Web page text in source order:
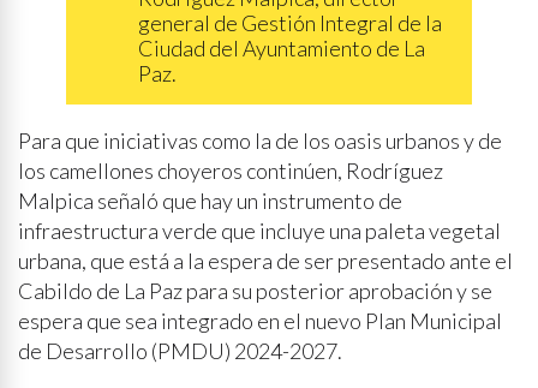
general de Gestión Integral de la
Ciudad del Ayuntamiento de La
Paz.
Para que iniciativas como la de los oasis urbanos y de
los camellones choyeros continúen, Rodríguez
Malpica señaló que hay un instrumento de
infraestructura verde que incluye una paleta vegetal
urbana, que está a la espera de ser presentado ante el
Cabildo de La Paz para su posterior aprobación y se
espera que sea integrado en el nuevo Plan Municipal
de Desarrollo (PMDU) 2024-2027.